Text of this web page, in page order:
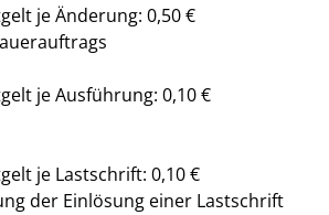
je Änderung: 0,50 €
je Ausführung: 0,10 €
je Lastschrift: 0,10 €
der Einlösung einer Lastschrift